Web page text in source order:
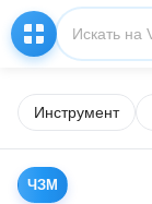
Инструмент
ЧЗМ